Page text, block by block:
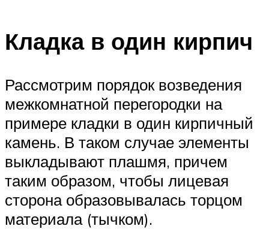
Кладка в один кирпич
Рассмотрим порядок возведения
межкомнатной перегородки на
примере кладки в один кирпичный
камень. В таком случае элементы
выкладывают плашмя, причем
таким образом, чтобы лицевая
сторона образовывалась торцом
материала (тычком).